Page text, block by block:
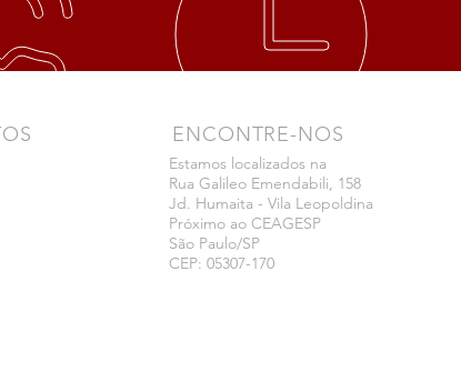
ENCONTRE-NOS
Estamos localizados na
Rua Galileo Emendabili, 158
Jd. Humaita - Vila Leopoldina
Próximo ao CEAGESP
São Paulo/SP
CEP: 05307-170